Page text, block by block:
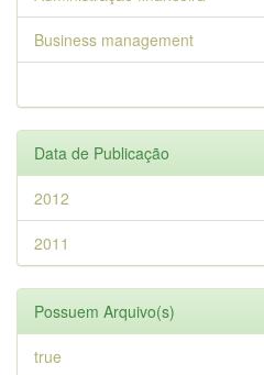
Business management
Data de Publicação
2012
2011
Possuem Arquivo(s)
true